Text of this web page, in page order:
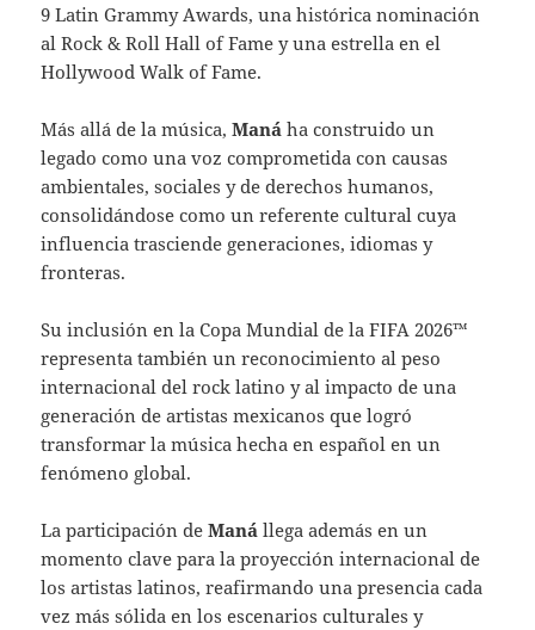
9 Latin Grammy Awards, una histórica nominación
al Rock & Roll Hall of Fame y una estrella en el
Hollywood Walk of Fame.
Más allá de la música, Maná ha construido un
legado como una voz comprometida con causas
ambientales, sociales y de derechos humanos,
consolidándose como un referente cultural cuya
influencia trasciende generaciones, idiomas y
fronteras.
Su inclusión en la Copa Mundial de la FIFA 2026™
representa también un reconocimiento al peso
internacional del rock latino y al impacto de una
generación de artistas mexicanos que logró
transformar la música hecha en español en un
fenómeno global.
La participación deManállega además en un
momento clave para la proyección internacional de
los artistas latinos, reafirmando una presencia cada
vez más sólida en los escenarios culturales y